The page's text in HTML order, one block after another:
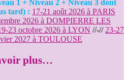
1 + Niveau 2 + Niveau 3 dont
tard) : 17-21 août 2026 à PARIS
2026 à DOMPIERRE LES
23 octobre 2026 à LYON //-// 23-27
2027 à TOULOUSE
plus…